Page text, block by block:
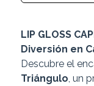
LIP GLOSS
Diversión en
Descubre el
Triángulo, un